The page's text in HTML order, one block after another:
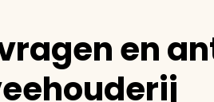
en